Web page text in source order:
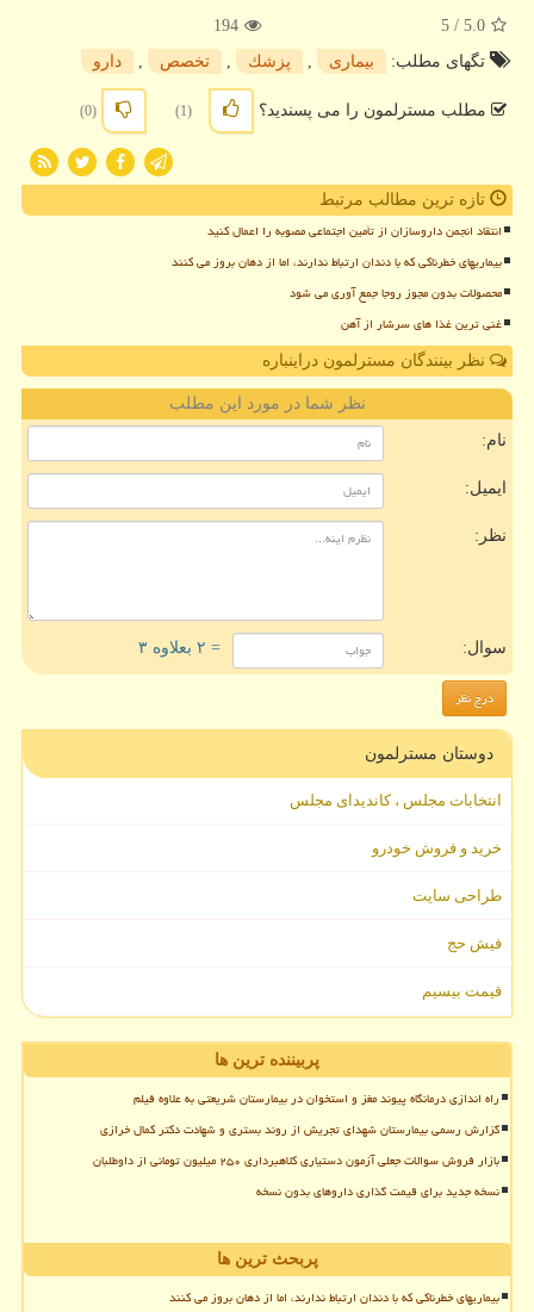
5.0
/ 5
194
تگهای مطلب:
بیماری , پزشك , تخصص , دارو
مطلب مسترلمون را می پسندید؟ (1)
(0)
تازه ترین مطالب مرتبط
انتقاد انجمن داروسازان از تأمین اجتماعی مصوبه را اعمال کنید
بیماریهای خطرناکی که با دندان ارتباط ندارند، اما از دهان بروز می کنند
محصولات بدون مجوز روجا جمع آوری می شود
غنی ترین غذا های سرشار از آهن
نظر بینندگان مسترلمون دراینباره
نظر شما در مورد این مطلب
نام:
ایمیل:
نظر:
سوال: = ۲ بعلاوه ۳
دوستان مسترلمون
انتخابات مجلس ، کاندیدای مجلس
خرید و فروش خودرو
طراحی سایت
فیش حج
قیمت بیسیم
پربیننده ترین ها
راه اندازی درمانگاه پیوند مغز و استخوان در بیمارستان شریعتی به علاوه فیلم
گزارش رسمی بیمارستان شهدای تجریش از روند بستری و شهادت دکتر کمال خرازی
بازار فروش سوالات جعلی آزمون دستیاری کلاهبرداری ۲۵۰ میلیون تومانی از داوطلبان
نسخه جدید برای قیمت گذاری داروهای بدون نسخه
پربحث ترین ها
بیماریهای خطرناکی که با دندان ارتباط ندارند، اما از دهان بروز می کنند